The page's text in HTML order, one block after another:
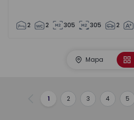
2 2 305 305 2
Mapa
Anterior
1 2 3 4 5